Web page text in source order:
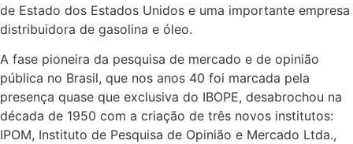
de Estado dos Estados Unidos e uma importante empresa
distribuidora de gasolina e óleo.
A fase pioneira da pesquisa de mercado e de opinião
pública no Brasil, que nos anos 40 foi marcada pela
presença quase que exclusiva do IBOPE, desabrochou na
década de 1950 com a criação de três novos institutos:
IPOM, Instituto de Pesquisa de Opinião e Mercado Ltda.,